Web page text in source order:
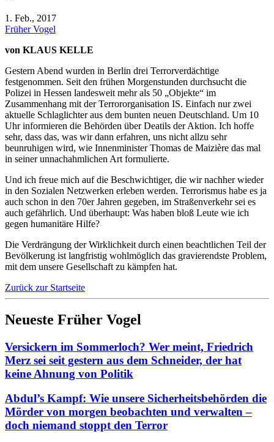
1. Feb., 2017
Früher Vogel
von KLAUS KELLE
Gestern Abend wurden in Berlin drei Terrorverdächtige
festgenommen. Seit den frühen Morgenstunden durchsucht die
Polizei in Hessen landesweit mehr als 50 „Objekte“ im
Zusammenhang mit der Terrororganisation IS. Einfach nur zwei
aktuelle Schlaglichter aus dem bunten neuen Deutschland. Um 10
Uhr informieren die Behörden über Deatils der Aktion. Ich hoffe
sehr, dass das, was wir dann erfahren, uns nicht allzu sehr
beunruhigen wird, wie Innenminister Thomas de Maizière das mal
in seiner unnachahmlichen Art formulierte.
Und ich freue mich auf die Beschwichtiger, die wir nachher wieder
in den Sozialen Netzwerken erleben werden. Terrorismus habe es ja
auch schon in den 70er Jahren gegeben, im Straßenverkehr sei es
auch gefährlich. Und überhaupt: Was haben bloß Leute wie ich
gegen humanitäre Hilfe?
Die Verdrängung der Wirklichkeit durch einen beachtlichen Teil der
Bevölkerung ist langfristig wohlmöglich das gravierendste Problem,
mit dem unsere Gesellschaft zu kämpfen hat.
Zurück zur Startseite
Neueste Früher Vogel
Versickern im Sommerloch? Wer meint, Friedrich
Merz sei seit gestern aus dem Schneider, der hat
keine Ahnung von Politik
Abdul’s Kampf: Wie unsere Sicherheitsbehörden die
Mörder von morgen beobachten und verwalten –
doch niemand stoppt den Terror